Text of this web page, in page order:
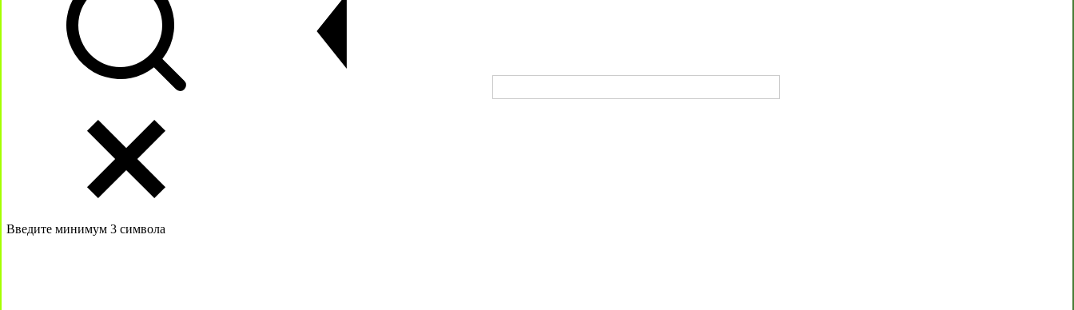
Введите минимум 3 символа